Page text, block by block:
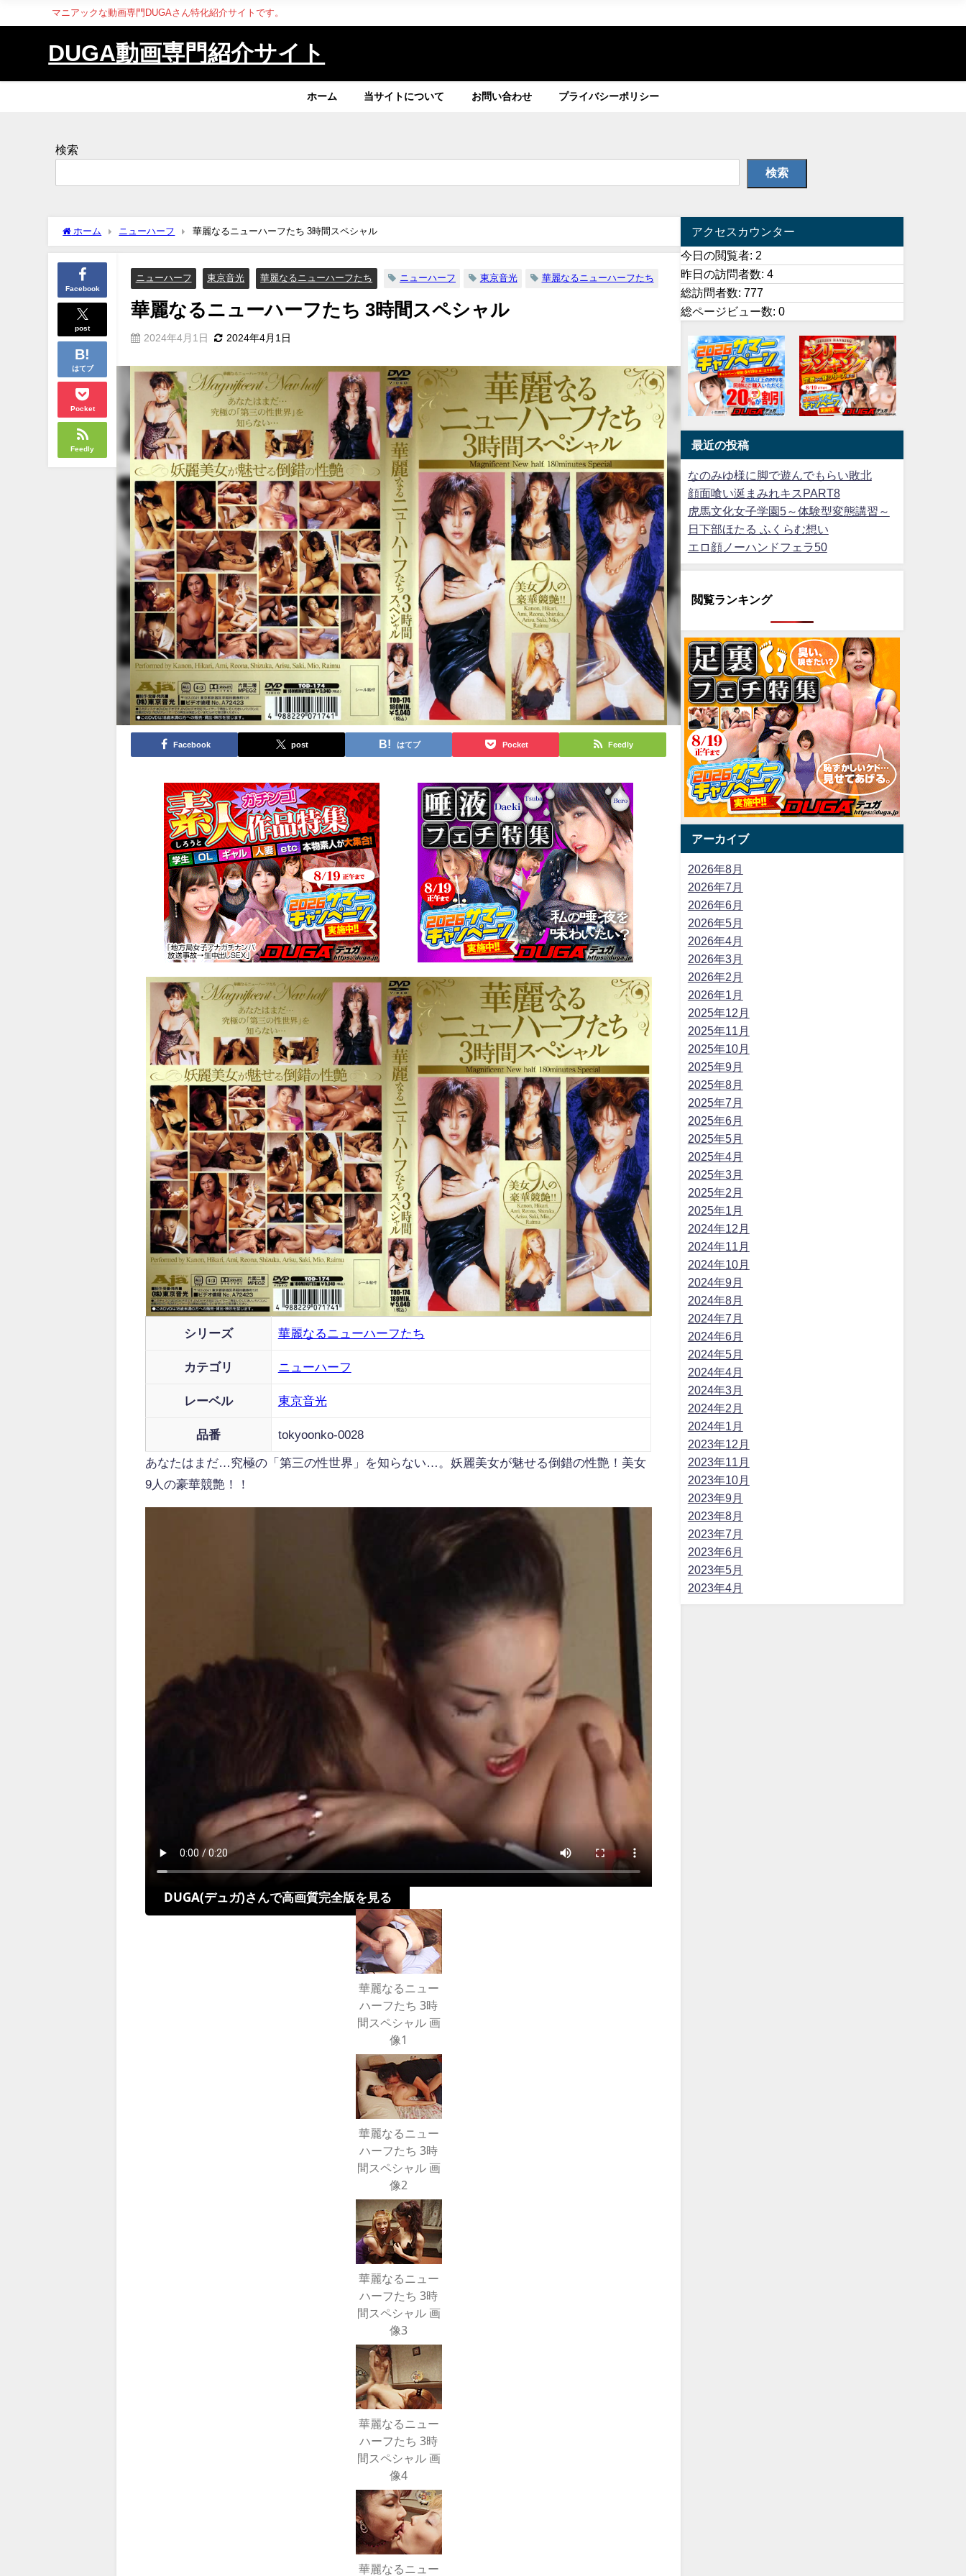
マニアックな動画専門DUGAさん特化紹介サイトです。
DUGA動画専門紹介サイト
ホーム 当サイトについて お問い合わせ プライバシーポリシー
検索
検索
ホーム ニューハーフ 華麗なるニューハーフたち 3時間スペシャル
Facebook
post
はてブ
Pocket
Feedly
ニューハーフ 東京音光 華麗なるニューハーフたち ニューハーフ 東京音光 華麗なるニューハーフたち
華麗なるニューハーフたち 3時間スペシャル
2024年4月1日 2024年4月1日
Facebook post はてブ Pocket Feedly
シリーズ 華麗なるニューハーフたち
カテゴリ ニューハーフ
レーベル 東京音光
品番 tokyoonko-0028
あなたはまだ…究極の「第三の性世界」を知らない…。妖麗美女が魅せる倒錯の性艶！美女
9人の豪華競艶！！
DUGA(デュガ)さんで高画質完全版を見る
華麗なるニュー
ハーフたち 3時
間スペシャル 画
像1
華麗なるニュー
ハーフたち 3時
間スペシャル 画
像2
華麗なるニュー
ハーフたち 3時
間スペシャル 画
像3
華麗なるニュー
ハーフたち 3時
間スペシャル 画
像4
華麗なるニュー
アクセスカウンター
今日の閲覧者: 2
昨日の訪問者数: 4
総訪問者数: 777
総ページビュー数: 0
最近の投稿
なのみゆ様に脚で遊んでもらい敗北
顔面喰い涎まみれキスPART8
虎馬文化女子学園5～体験型変態講習～
日下部ほたる ふくらむ想い
エロ顔ノーハンドフェラ50
閲覧ランキング
アーカイブ
2026年8月
2026年7月
2026年6月
2026年5月
2026年4月
2026年3月
2026年2月
2026年1月
2025年12月
2025年11月
2025年10月
2025年9月
2025年8月
2025年7月
2025年6月
2025年5月
2025年4月
2025年3月
2025年2月
2025年1月
2024年12月
2024年11月
2024年10月
2024年9月
2024年8月
2024年7月
2024年6月
2024年5月
2024年4月
2024年3月
2024年2月
2024年1月
2023年12月
2023年11月
2023年10月
2023年9月
2023年8月
2023年7月
2023年6月
2023年5月
2023年4月